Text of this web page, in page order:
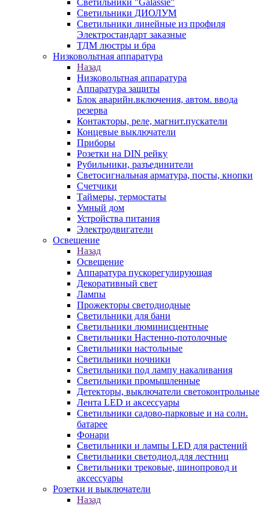
Светильники "Galassie"
Светильники ДИОЛУМ
Светильники линейные из профиля
Электростандарт заказные
ТДМ люстры и бра
Низковольтная аппаратура
Назад
Низковольтная аппаратура
Аппаратура защиты
Блок аварийн.включения, автом. ввода
резерва
Контакторы, реле, магнит.пускатели
Концевые выключатели
Приборы
Розетки на DIN рейку
Рубильники, разъединители
Светосигнальная арматура, посты, кнопки
Счетчики
Таймеры, термостаты
Умный дом
Устройства питания
Электродвигатели
Освещение
Назад
Освещение
Аппаратура пускорегулирующая
Декоративный свет
Лампы
Прожекторы светодиодные
Светильники для бани
Светильники люминисцентные
Светильники Настенно-потолочные
Светильники настольные
Светильники ночники
Светильники под лампу накаливания
Светильники промышленные
Детекторы, выключатели светоконтрольные
Лента LED и аксессуары
Светильники садово-парковые и на солн.
батарее
Фонари
Светильники и лампы LED для растений
Светильники светодиод.для лестниц
Светильники трековые, шинопровод и
аксессуары
Розетки и выключатели
Назад